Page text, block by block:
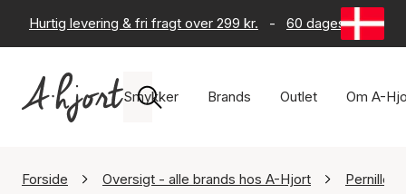
Hurtig levering & fri fragt over 299 kr. - 60 dages returret
Smykker Brands Outlet Om A-
Forside Oversigt - alle brands hos A-Hjort Pernille